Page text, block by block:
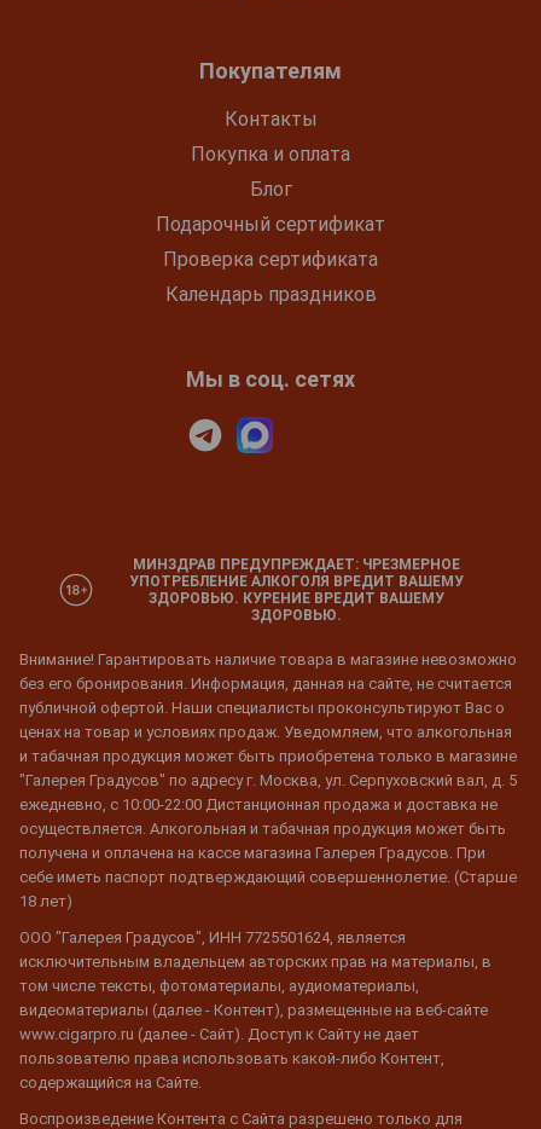
Покупателям
Контакты
Покупка и оплата
Блог
Подарочный сертификат
Проверка сертификата
Календарь праздников
Мы в соц. сетях
МИНЗДРАВ ПРЕДУПРЕЖДАЕТ: ЧРЕЗМЕРНОЕ
УПОТРЕБЛЕНИЕ АЛКОГОЛЯ ВРЕДИТ ВАШЕМУ
ЗДОРОВЬЮ. КУРЕНИЕ ВРЕДИТ ВАШЕМУ
ЗДОРОВЬЮ.
Внимание! Гарантировать наличие товара в магазине невозможно
без его бронирования. Информация, данная на сайте, не считается
публичной офертой. Наши специалисты проконсультируют Вас о
ценах на товар и условиях продаж. Уведомляем, что алкогольная
и табачная продукция может быть приобретена только в магазине
"Галерея Градусов" по адресу г. Москва, ул. Серпуховский вал, д. 5
ежедневно, с 10:00-22:00 Дистанционная продажа и доставка не
осуществляется. Алкогольная и табачная продукция может быть
получена и оплачена на кассе магазина Галерея Градусов. При
себе иметь паспорт подтверждающий совершеннолетие. (Старше
18 лет)
ООО "Галерея Градусов", ИНН 7725501624, является
исключительным владельцем авторских прав на материалы, в
том числе тексты, фотоматериалы, аудиоматериалы,
видеоматериалы (далее - Контент), размещенные на веб-сайте
www.cigarpro.ru (далее - Сайт). Доступ к Сайту не дает
пользователю права использовать какой-либо Контент,
содержащийся на Сайте.
Воспроизведение Контента с Сайта разрешено только для